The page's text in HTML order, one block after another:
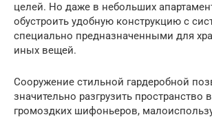
целей. Но даже в небольших
обустроить удобную конструкцию с
специально предназначенными для
иных вещей.
Сооружение стильной гардеробной
значительно разгрузить пространство
громоздких шифоньеров,